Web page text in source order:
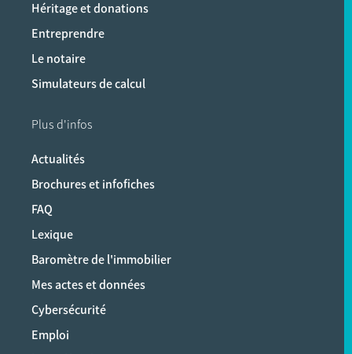
Héritage et donations
Entreprendre
Le notaire
Simulateurs de calcul
Plus d'infos
Actualités
Brochures et infofiches
FAQ
Lexique
Baromètre de l'immobilier
Mes actes et données
Cybersécurité
Emploi